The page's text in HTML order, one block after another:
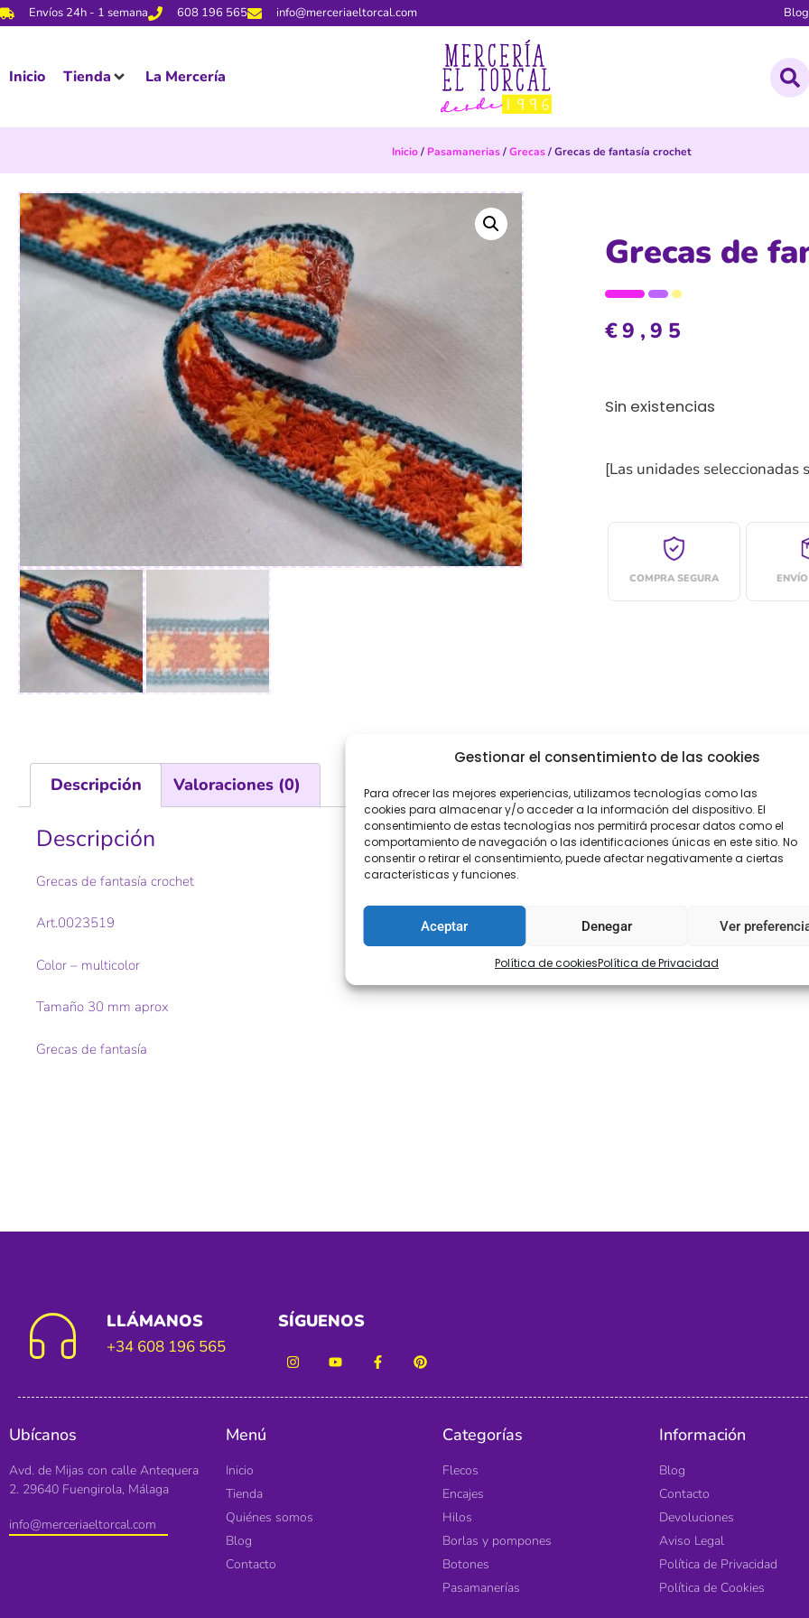
Gestionar el consentimiento de las cookies
Para ofrecer las mejores experiencias, utilizamos tecnologías como las
cookies para almacenar y/o acceder a la información del dispositivo. El
consentimiento de estas tecnologías nos permitirá procesar datos como el
comportamiento de navegación o las identificaciones únicas en este sitio. No
consentir o retirar el consentimiento, puede afectar negativamente a ciertas
características y funciones.
Aceptar Denegar Ver
Política de cookiesPolítica de Privacidad
Envíos 24h - 1 semana 608 196 565 info@merceriaeltorcal.com Blog
Inicio Tienda La Mercería
Inicio/ Pasamanerias/Grecas/ Grecas de fantasía crochet
Grecas de
€9,95
Sin existencias
[Las unidades seleccionadas
COMPRA SEGURA
Descripción Valoraciones (0)
Descripción
Grecas de fantasía crochet
Art.0023519
Color – multicolor
Tamaño 30 mm aprox
Grecas de fantasía
LLÁMANOS
+34 608 196 565
SÍGUENOS
Ubícanos
Avd. de Mijas con calle Antequera
2. 29640 Fuengirola, Málaga
info@merceriaeltorcal.com
Menú
Inicio
Tienda
Quiénes somos
Blog
Contacto
Categorías
Flecos
Encajes
Hilos
Borlas y pompones
Botones
Pasamanerías
Información
Blog
Contacto
Devoluciones
Aviso Legal
Política de Privacidad
Política de Cookies